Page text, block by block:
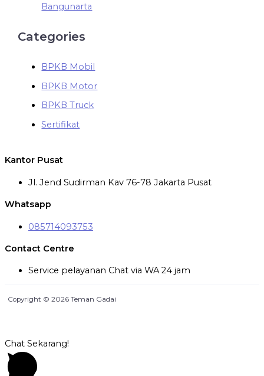
Bangunarta
Categories
BPKB Mobil
BPKB Motor
BPKB Truck
Sertifikat
Kantor Pusat
Jl. Jend Sudirman Kav 76-78 Jakarta Pusat
Whatsapp
085714093753
Contact Centre
Service pelayanan Chat via WA 24 jam
Copyright © 2026 Teman Gadai
Chat Sekarang!